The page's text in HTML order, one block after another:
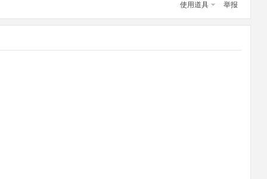
使用道具 举报